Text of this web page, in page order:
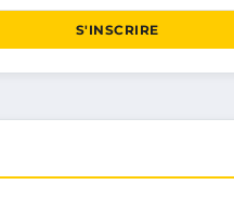
S'INSCRIRE